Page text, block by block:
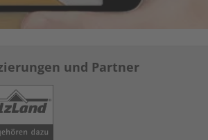
und Partner